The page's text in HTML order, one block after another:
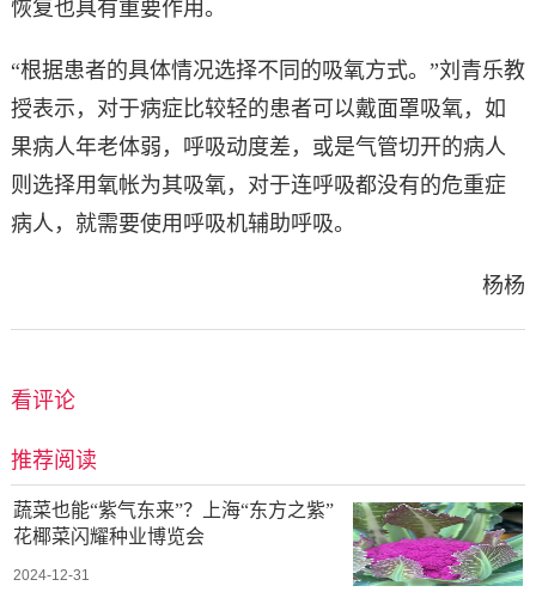
恢复也具有重要作用。
“根据患者的具体情况选择不同的吸氧方式。”刘青乐教
授表示，对于病症比较轻的患者可以戴面罩吸氧，如
果病人年老体弱，呼吸动度差，或是气管切开的病人
则选择用氧帐为其吸氧，对于连呼吸都没有的危重症
病人，就需要使用呼吸机辅助呼吸。
杨杨
看评论
推荐阅读
蔬菜也能“紫气东来”？上海“东方之紫”
花椰菜闪耀种业博览会
2024-12-31